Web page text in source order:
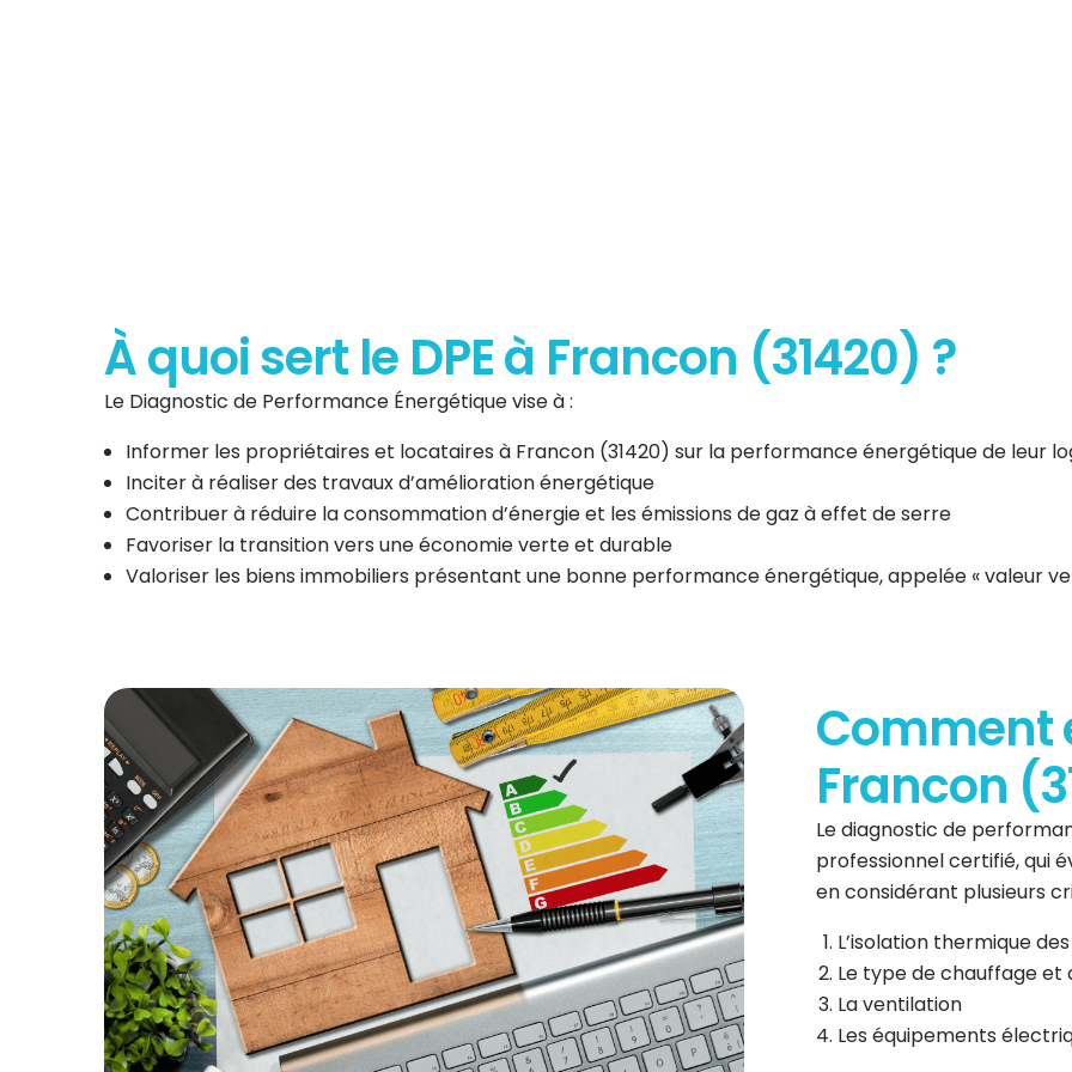
À quoi sert le DPE à Francon (31420) ?
Le Diagnostic de Performance Énergétique vise à :
Informer les propriétaires et locataires à Francon (31420) sur la performance énergétique de leur
Inciter à réaliser des travaux d’amélioration énergétique
Contribuer à réduire la consommation d’énergie et les émissions de gaz à effet de serre
Favoriser la transition vers une économie verte et durable
Valoriser les biens immobiliers présentant une bonne performance énergétique, appelée « valeur
Comment
Francon
Le diagnostic de
professionnel certifié, qui
en considérant plusieurs
L’isolation thermique
Le type de chauffage et
La ventilation
Les équipements